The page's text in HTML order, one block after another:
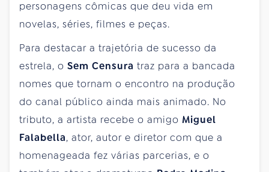
personagens cômicas que deu vida em
novelas, séries, filmes e peças.
Para destacar a trajetória de sucesso da
estrela, o Sem Censura traz para a bancada
nomes que tornam o encontro na produção
do canal público ainda mais animado. No
tributo, a artista recebe o amigo Miguel
Falabella, ator, autor e diretor com que a
homenageada fez várias parcerias, e o